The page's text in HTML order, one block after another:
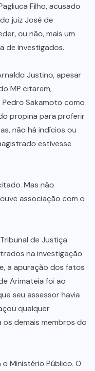
Filho, acusado
juiz José de
ou não, mais um
de investigados.
Justino, apesar
MP citarem,
Sakamoto como
propina para proferir
não há indícios ou
estivesse
Mas não
associação com o
de Justiça
na investigação
a apuração dos fatos
Arimateia foi ao
seu assessor havia
qualquer
demais membros do
Ministério Público. O